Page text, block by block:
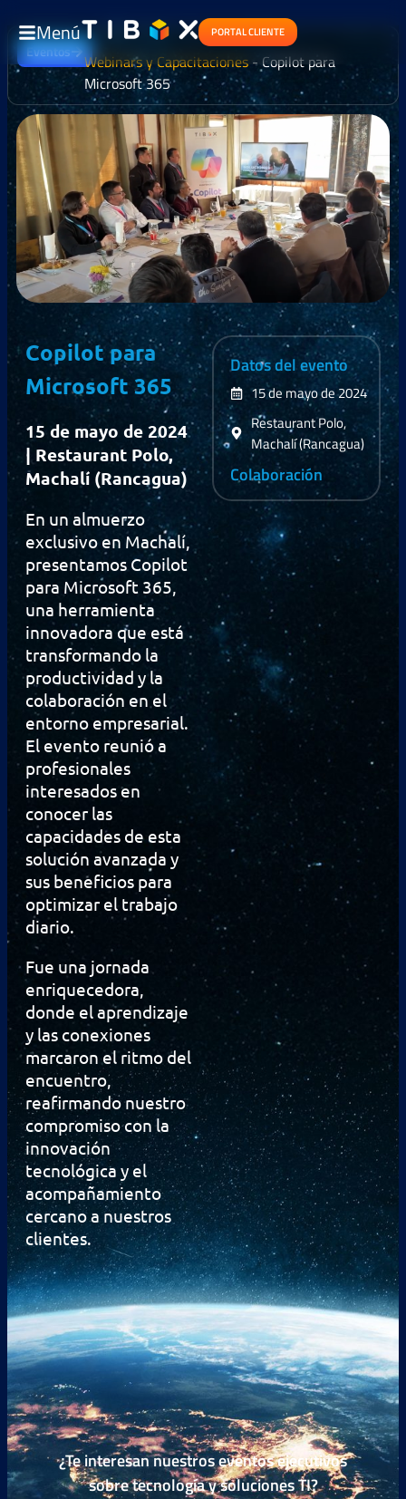
Menú PORTAL CLIENTE
Eventos Webinars y Capacitaciones - Copilot para
Microsoft 365
Copilot para
Microsoft 365
15 de mayo de 2024
| Restaurant Polo,
Machalí (Rancagua)
En un almuerzo
exclusivo en Machalí,
presentamos Copilot
para Microsoft 365,
una herramienta
innovadora que está
transformando la
productividad y la
colaboración en el
entorno empresarial.
El evento reunió a
profesionales
interesados en
conocer las
capacidades de esta
solución avanzada y
sus beneficios para
optimizar el trabajo
diario.
Fue una jornada
enriquecedora,
donde el aprendizaje
y las conexiones
marcaron el ritmo del
encuentro,
reafirmando nuestro
compromiso con la
innovación
tecnológica y el
acompañamiento
cercano a nuestros
clientes.
Datos del evento
15 de mayo de 2024
Restaurant Polo,
Machalí (Rancagua)
Colaboración
¿Te interesan nuestros eventos ejecutivos
sobre tecnología y soluciones TI?